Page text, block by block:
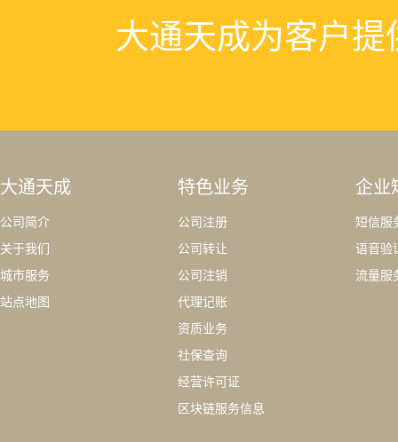
大通天成为客户
大通天成
公司简介
关于我们
城市服务
站点地图
特色业务
公司注册
公司转让
公司注销
代理记账
资质业务
社保查询
经营许可证
区块链服务信息
企业
短信服
语音验
流量服